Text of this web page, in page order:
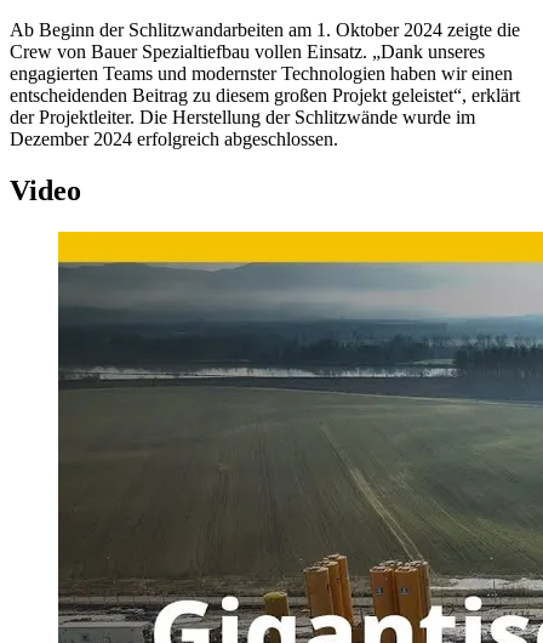
Ab Beginn der Schlitzwandarbeiten am 1. Oktober 2024 zeigte die
Crew von Bauer Spezialtiefbau vollen Einsatz. „Dank unseres
engagierten Teams und modernster Technologien haben wir einen
entscheidenden Beitrag zu diesem großen Projekt geleistet“, erklärt
der Projektleiter. Die Herstellung der Schlitzwände wurde im
Dezember 2024 erfolgreich abgeschlossen.
Video